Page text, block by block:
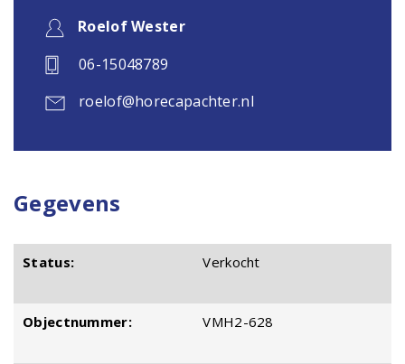
Roelof Wester
06-15048789
roelof@horecapachter.nl
Gegevens
Status: Verkocht
Objectnummer: VMH2-628